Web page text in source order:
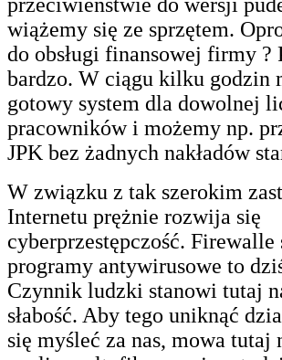
przeciwieństwie do wersji
wiążemy się ze sprzętem.
do obsługi finansowej firmy ?
bardzo. W ciągu kilku godzin
gotowy system dla dowolnej
pracowników i możemy np.
JPK bez żadnych nakładów
W związku z tak szerokim
Internetu prężnie rozwija się
cyberprzestępczość. Firewalle
programy antywirusowe to
Czynnik ludzki stanowi tutaj
słabość. Aby tego uniknąć
się myśleć za nas, mowa tutaj